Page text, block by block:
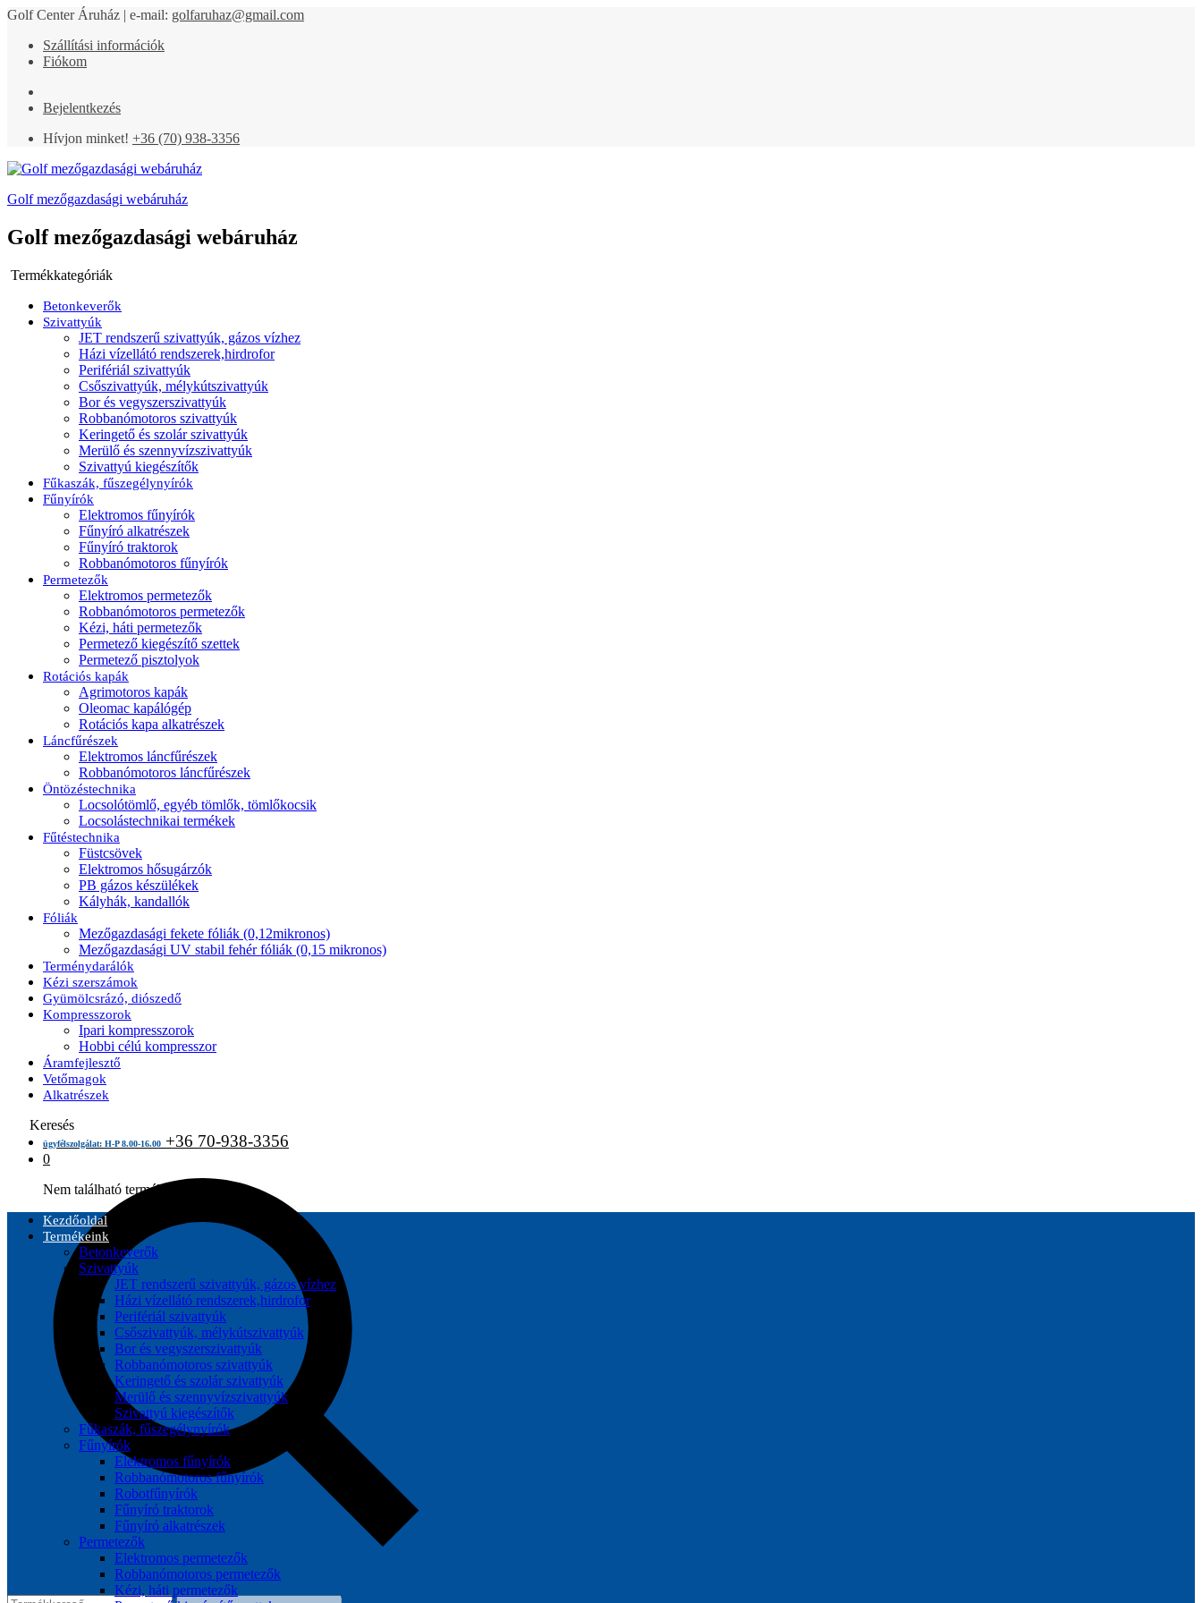
Golf Center Áruház | e-mail: golfaruhaz@gmail.com
Szállítási információk
Fiókom
Bejelentkezés
Hívjon minket! +36 (70) 938-3356
Golf mezőgazdasági webáruház
Golf mezőgazdasági webáruház
Termékkategóriák
Betonkeverők
Szivattyúk
JET rendszerű szivattyúk, gázos vízhez
Házi vízellátó rendszerek,hirdrofor
Perifériál szivattyúk
Csőszivattyúk, mélykútszivattyúk
Bor és vegyszerszivattyúk
Robbanómotoros szivattyúk
Keringető és szolár szivattyúk
Merülő és szennyvízszivattyúk
Szivattyú kiegészítők
Fűkaszák, fűszegélynyírók
Fűnyírók
Elektromos fűnyírók
Fűnyíró alkatrészek
Fűnyíró traktorok
Robbanómotoros fűnyírók
Permetezők
Elektromos permetezők
Robbanómotoros permetezők
Kézi, háti permetezők
Permetező kiegészítő szettek
Permetező pisztolyok
Rotációs kapák
Agrimotoros kapák
Oleomac kapálógép
Rotációs kapa alkatrészek
Láncfűrészek
Elektromos láncfűrészek
Robbanómotoros láncfűrészek
Öntözéstechnika
Locsolótömlő, egyéb tömlők, tömlőkocsik
Locsolástechnikai termékek
Fűtéstechnika
Füstcsövek
Elektromos hősugárzók
PB gázos készülékek
Kályhák, kandallók
Fóliák
Mezőgazdasági fekete fóliák (0,12mikronos)
Mezőgazdasági UV stabil fehér fóliák (0,15 mikronos)
Terménydarálók
Kézi szerszámok
Gyümölcsrázó, diószedő
Kompresszorok
Ipari kompresszorok
Hobbi célú kompresszor
Áramfejlesztő
Vetőmagok
Alkatrészek
Keresés
ügyfélszolgálat: H-P 8.00-16.00 +36 70-938-3356
0
Nem található termék a kosárban.
Kezdőoldal
Termékeink
Betonkeverők
Szivattyúk
JET rendszerű szivattyúk, gázos vízhez
Házi vízellátó rendszerek,hirdrofor
Perifériál szivattyúk
Csőszivattyúk, mélykútszivattyúk
Bor és vegyszerszivattyúk
Robbanómotoros szivattyúk
Keringető és szolár szivattyúk
Merülő és szennyvízszivattyúk
Szivattyú kiegészítők
Fűkaszák, fűszegélynyírók
Fűnyírók
Elektromos fűnyírók
Robbanómotoros fűnyírók
Robotfűnyírók
Fűnyíró traktorok
Fűnyíró alkatrészek
Permetezők
Elektromos permetezők
Robbanómotoros permetezők
Kézi, háti permetezők